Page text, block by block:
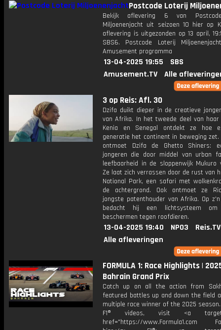
Postcode Loterij
Bekijk aflevering 6 van
Miljoenenjacht uit seizoen 10 hier op
aflevering is uitgezonden op 13 april,
SBS6. Postcode Loterij
Amusement programma
13-04-2025 19:55
SBS
Amusement.TV
Alle
3 op Reis: Afl. 30
Dzifa duikt dieper in de creatieve
van Afrika. In het tweede deel van
Kenia en Senegal ontdekt ze hoe
generatie het continent in beweging zet.
ontmoet Dzifa de Ghetto Shiners:
jongeren die door middel van urban
leefbaarheid in de sloppenwijk Mukuro
Ze laat zich verrassen door de rust van
National Park, een safari met
de achtergrond. Ook ontmoet ze
jongste patenthouder van Afrika. Op
bedacht hij een lichtsysteem
beschermen tegen roofdieren.
13-04-2025 19:40 NPO3
Reis.TV
Alle afleveringen
FORMULA 1: Race Highlights |
Bahrain Grand Prix
Catch up on all the action from
featured battles up and down the field
multiple race winner of the 2025
F1® videos, visit <a
href="https://www.Formula1.com